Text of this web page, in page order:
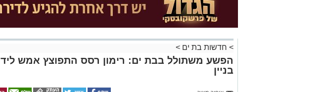
> חדשות בת ים >
הפשע משתולל בבת ים: רימון רסס התפוצץ אמש ליד
בניין